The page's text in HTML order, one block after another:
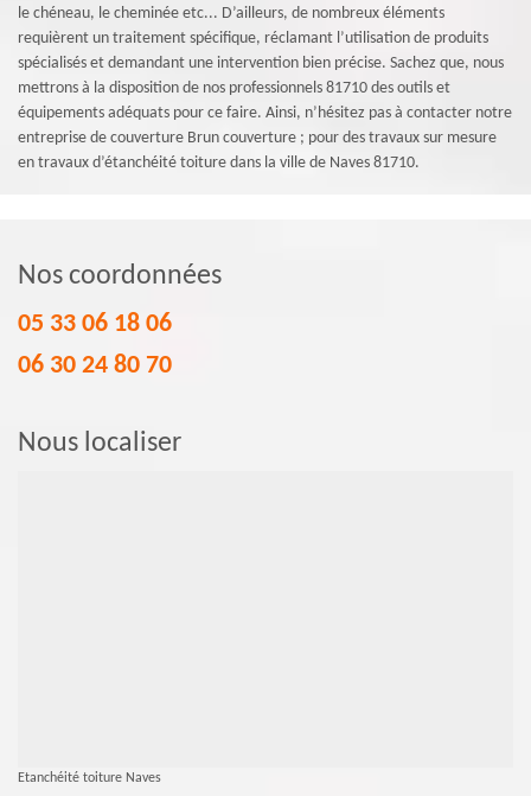
le chéneau, le cheminée etc... D’ailleurs, de nombreux éléments
requièrent un traitement spécifique, réclamant l’utilisation de produits
spécialisés et demandant une intervention bien précise. Sachez que, nous
mettrons à la disposition de nos professionnels 81710 des outils et
équipements adéquats pour ce faire. Ainsi, n’hésitez pas à contacter notre
entreprise de couverture Brun couverture ; pour des travaux sur mesure
en travaux d’étanchéité toiture dans la ville de Naves 81710.
Nos coordonnées
05 33 06 18 06
06 30 24 80 70
Nous localiser
Etanchéité toiture Naves